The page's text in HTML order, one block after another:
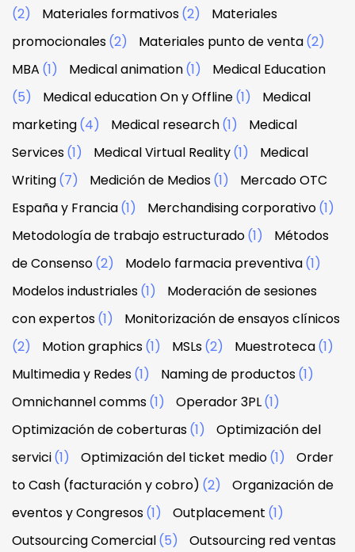
(2)
Materiales formativos(2)
Materiales
promocionales(2) Materiales punto de venta(2)
MBA (1) Medical animation(1)
Medical Education
(5)
Medical education On y Offline(1)
Medical
marketing(4) Medical research(1)
Medical
Services(1) Medical Virtual Reality(1)
Medical
Writing(7) Medición de Medios(1)
Mercado OTC
España y Francia(1) Merchandising corporativo(1)
Metodología de trabajo estructurado(1)
Métodos
de Consenso(2) Modelo farmacia preventiva(1)
Modelos industriales(1)
Moderación de sesiones
con expertos(1)
Monitorización de ensayos clínicos
(2)
Motion graphics(1) MSLs(2) Muestroteca(1)
Multimedia y Redes(1) Naming de productos(1)
Omnichannel comms(1) Operador 3PL(1)
Optimización de coberturas(1)
Optimización del
servici(1) Optimización del ticket medio(1)
Order
to Cash (facturación y cobro) (2)
Organización de
eventos y Congresos(1) Outplacement (1)
Outsourcing Comercial(5)
Outsourcing red ventas